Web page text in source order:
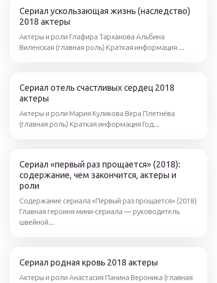
Сериал ускользающая жизнь (наследство)
2018 актеры
Актеры и роли Глафира Тарханова Альбина
Виленская (главная роль) Краткая информация ...
Сериал отель счастливых сердец 2018
актеры
Актеры и роли Мария Куликова Вера Плетнёва
(главная роль) Краткая информация Год...
Сериал «первый раз прощается» (2018):
содержание, чем закончится, актеры и
роли
Содержание сериала «Первый раз прощается» (2018)
Главная героиня мини-сериала — руководитель
швейной...
Сериал родная кровь 2018 актеры
Актеры и роли Анастасия Панина Вероника (главная